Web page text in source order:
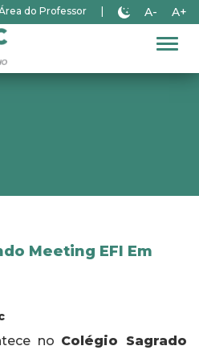
do Professor A- A+
Meeting EFI Em
no Colégio Sagrado